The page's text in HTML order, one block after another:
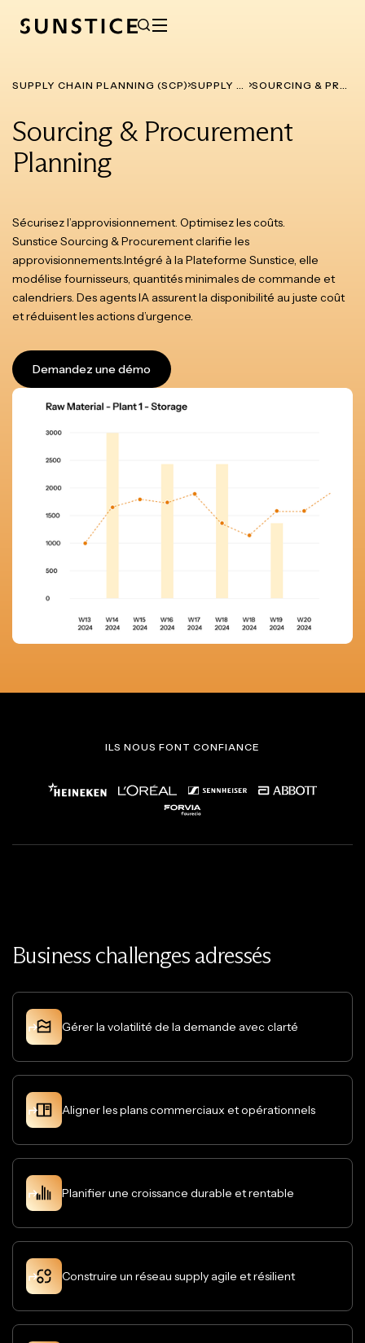
SUPPLY CHAIN PLANNING (SCP) SUPPLY PLANNING (SP) SOURCING & PROCUREMENT PLANNING
Sourcing & Procurement
Planning
Sécurisez l’approvisionnement. Optimisez les coûts.
Sunstice Sourcing & Procurement clarifie les
approvisionnements.Intégré à la Plateforme Sunstice, elle
modélise fournisseurs, quantités minimales de commande et
calendriers. Des agents IA assurent la disponibilité au juste coût
et réduisent les actions d’urgence.
Demandez une démo
ILS NOUS FONT CONFIANCE
Business challenges adressés
Gérer la volatilité de la demande avec clarté
Aligner les plans commerciaux et opérationnels
Planifier une croissance durable et rentable
Construire un réseau supply agile et résilient